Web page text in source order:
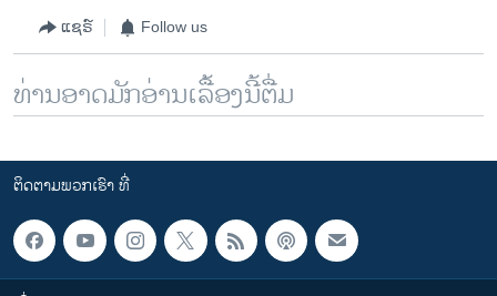
ແຊຣ໌ Follow us
ທ່ານອາດມັກອ່ານເລື້ອງນີ້ຕື່ມ
ຕິດຕາມພວກເຮົາ ທີ່